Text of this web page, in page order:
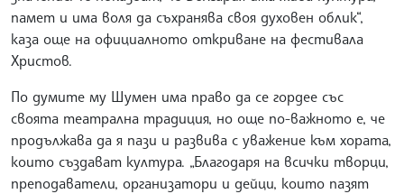
памет и има воля да съхранява своя духовен облик“,
каза още на официалното откриване на фестивала
Христов.
По думите му Шумен има право да се гордее със
своята театрална традиция, но още по-важното е, че
продължава да я пази и развива с уважение към хората,
които създават култура. „Благодаря на всички творци,
преподаватели, организатори и дейци, които пазят